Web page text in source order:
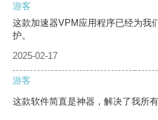
游客
这款加速器VPM应用程序已经为我
护。
2025-02-17
游客
这款软件简直是神器，解决了我所有